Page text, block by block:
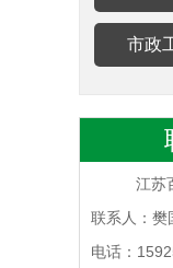
市政
江苏
联系人：樊
电话：